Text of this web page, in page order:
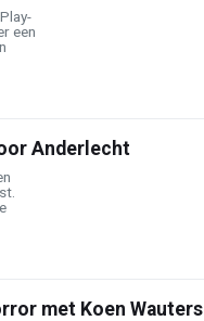
een
Anderlecht
met Koen Wauters